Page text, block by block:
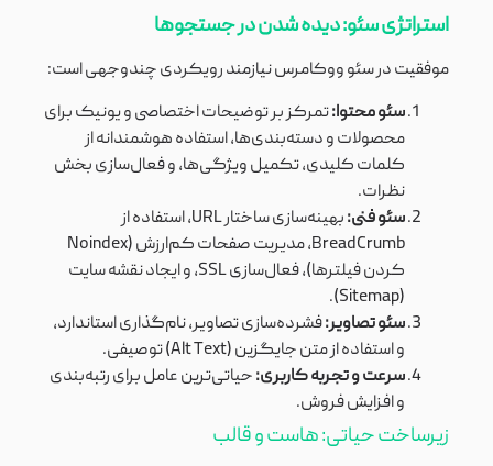
استراتژی سئو: دیده شدن در جستجوها
موفقیت در سئو ووکامرس نیازمند رویکردی چندوجهی است:
سئو محتوا:تمرکز بر توضیحات اختصاصی و یونیک برای
محصولات و دسته‌بندی‌ها، استفاده هوشمندانه از
کلمات کلیدی، تکمیل ویژگی‌ها، و فعال‌سازی بخش
نظرات.
سئو فنی:
بهینه‌سازی ساختار URL، استفاده از
BreadCrumb، مدیریت صفحات کم‌ارزش (Noindex
کردن فیلترها)، فعال‌سازی SSL، و ایجاد نقشه سایت
(Sitemap).
سئو تصاویر:فشرده‌سازی تصاویر، نام‌گذاری استاندارد،
و استفاده از متن جایگزین (Alt Text) توصیفی.
سرعت و تجربه کاربری:حیاتی‌ترین عامل برای رتبه‌بندی
و افزایش فروش.
زیرساخت حیاتی: هاست و قالب